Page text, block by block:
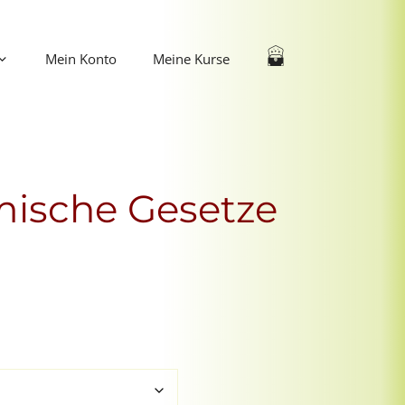
Mein Konto Meine Kurse
Gesetze